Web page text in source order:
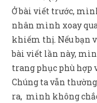
Sản Phẩm
Giúp đỡ
Liên hệ
Ở bài viết trước,
nhân mình xoay
khiếm thị. Nếu bạn
bài viết lần này,
trang phục phù hợp
Chúng ta vẫn
ra, mình không